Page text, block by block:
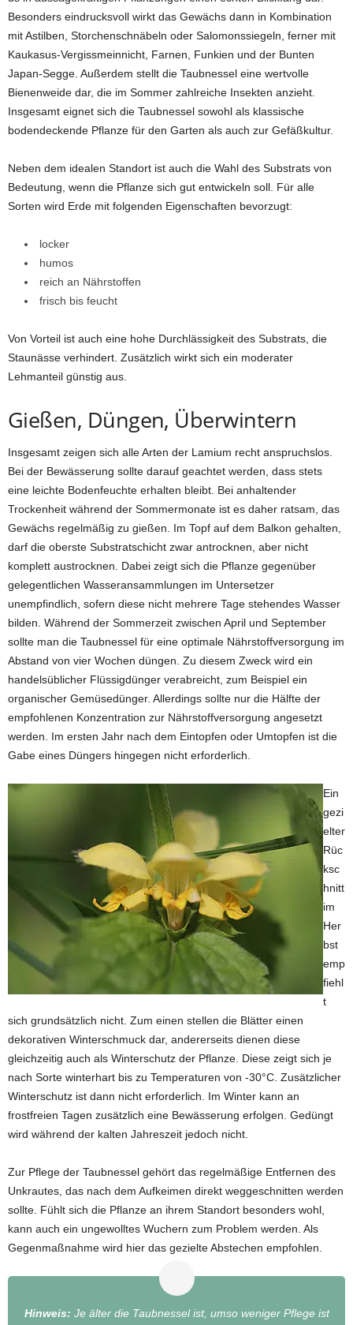
Besonders eindrucksvoll wirkt das Gewächs dann in Kombination
mit Astilben, Storchenschnäbeln oder Salomonssiegeln, ferner mit
Kaukasus-Vergissmeinnicht, Farnen, Funkien und der Bunten
Japan-Segge. Außerdem stellt die Taubnessel eine wertvolle
Bienenweide dar, die im Sommer zahlreiche Insekten anzieht.
Insgesamt eignet sich die Taubnessel sowohl als klassische
bodendeckende Pflanze für den Garten als auch zur Gefäßkultur.
Neben dem idealen Standort ist auch die Wahl des Substrats von
Bedeutung, wenn die Pflanze sich gut entwickeln soll. Für alle
Sorten wird Erde mit folgenden Eigenschaften bevorzugt:
locker
humos
reich an Nährstoffen
frisch bis feucht
Von Vorteil ist auch eine hohe Durchlässigkeit des Substrats, die
Staunässe verhindert. Zusätzlich wirkt sich ein moderater
Lehmanteil günstig aus.
Gießen, Düngen, Überwintern
Insgesamt zeigen sich alle Arten der Lamium recht anspruchslos.
Bei der Bewässerung sollte darauf geachtet werden, dass stets
eine leichte Bodenfeuchte erhalten bleibt. Bei anhaltender
Trockenheit während der Sommermonate ist es daher ratsam, das
Gewächs regelmäßig zu gießen. Im Topf auf dem Balkon gehalten,
darf die oberste Substratschicht zwar antrocknen, aber nicht
komplett austrocknen. Dabei zeigt sich die Pflanze gegenüber
gelegentlichen Wasseransammlungen im Untersetzer
unempfindlich, sofern diese nicht mehrere Tage stehendes Wasser
bilden. Während der Sommerzeit zwischen April und September
sollte man die Taubnessel für eine optimale Nährstoffversorgung im
Abstand von vier Wochen düngen. Zu diesem Zweck wird ein
handelsüblicher Flüssigdünger verabreicht, zum Beispiel ein
organischer Gemüsedünger. Allerdings sollte nur die Hälfte der
empfohlenen Konzentration zur Nährstoffversorgung angesetzt
werden. Im ersten Jahr nach dem Eintopfen oder Umtopfen ist die
Gabe eines Düngers hingegen nicht erforderlich.
Ein
gezi
elter
Rüc
ksc
hnitt
im
Her
bst
emp
fiehl
t
sich grundsätzlich nicht. Zum einen stellen die Blätter einen
dekorativen Winterschmuck dar, andererseits dienen diese
gleichzeitig auch als Winterschutz der Pflanze. Diese zeigt sich je
nach Sorte winterhart bis zu Temperaturen von -30°C. Zusätzlicher
Winterschutz ist dann nicht erforderlich. Im Winter kann an
frostfreien Tagen zusätzlich eine Bewässerung erfolgen. Gedüngt
wird während der kalten Jahreszeit jedoch nicht.
Zur Pflege der Taubnessel gehört das regelmäßige Entfernen des
Unkrautes, das nach dem Aufkeimen direkt weggeschnitten werden
sollte. Fühlt sich die Pflanze an ihrem Standort besonders wohl,
kann auch ein ungewolltes Wuchern zum Problem werden. Als
Gegenmaßnahme wird hier das gezielte Abstechen empfohlen.
Hinweis: Je älter die Taubnessel ist, umso weniger Pflege ist